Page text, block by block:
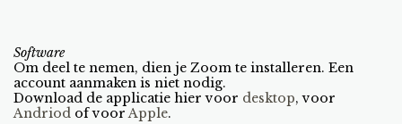
Software
Om deel te nemen, dien je Zoom te installeren. Een
account aanmaken is niet nodig.
Download de applicatie hier voor desktop, voor
Andriod of voorApple.